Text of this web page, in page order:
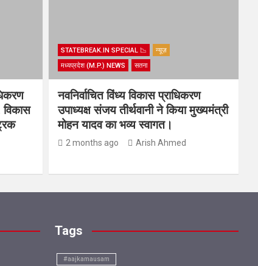
विकास
STATEBREAK.IN SPECIAL 📉
न्यूज़
मध्यप्रदेश (M.P.) NEWS
सतना
नवनिर्वाचित विंध्य विकास प्राधिकरण
उपाध्यक्ष संजय तीर्थवानी ने किया मुख्यमंत्री
मोहन यादव का भव्य स्वागत।
2 months ago Arish Ahmed
Tags
#aajkamausam